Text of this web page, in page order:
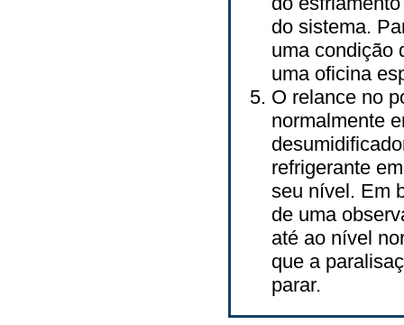
do sistema.
uma condição
uma oficina
O relance no
normalmente
refrigerante
seu nível. Em
de uma
até ao nível
que a
parar.